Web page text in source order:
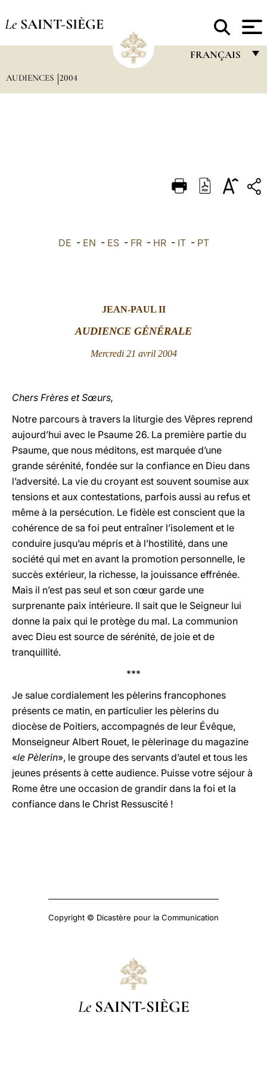
Le SAINT-SIÈGE
FRANÇAIS
DEUTSCH
العربيّة
AUDIENCES 2004
DE - EN - ES- FR- HR- IT- PT
JEAN-PAUL II
AUDIENCE GÉNÉRALE
Mercredi 21 avril 2004
Chers Frères et Sœurs,
Notre parcours à travers la liturgie des Vêpres reprend
aujourd’hui avec le Psaume 26. La première partie du
Psaume, que nous méditons, est marquée d’une
grande sérénité, fondée sur la confiance en Dieu dans
l’adversité. La vie du croyant est souvent soumise aux
tensions et aux contestations, parfois aussi au refus et
même à la persécution. Le fidèle est conscient que la
cohérence de sa foi peut entraîner l’isolement et le
conduire jusqu’au mépris et à l’hostilité, dans une
société qui met en avant la promotion personnelle, le
succès extérieur, la richesse, la jouissance effrénée.
Mais il n’est pas seul et son cœur garde une
surprenante paix intérieure. Il sait que le Seigneur lui
donne la paix qui le protège du mal. La communion
avec Dieu est source de sérénité, de joie et de
tranquillité.
***
Je salue cordialement les pèlerins francophones
présents ce matin, en particulier les pèlerins du
diocèse de Poitiers, accompagnés de leur Évêque,
Monseigneur Albert Rouet, le pèlerinage du magazine
«le Pèlerin», le groupe des servants d’autel et tous les
jeunes présents à cette audience. Puisse votre séjour à
Rome être une occasion de grandir dans la foi et la
confiance dans le Christ Ressuscité !
Copyright © Dicastère pour la Communication
Le SAINT-SIÈGE